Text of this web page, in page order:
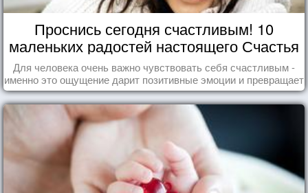
Проснись сегодня счастливым! 10
маленьких радостей настоящего Счастья
Для человека очень важно чувствовать себя счастливым -
именно это ощущение дарит позитивные эмоции и превращает
каждый день в маленький праздник.